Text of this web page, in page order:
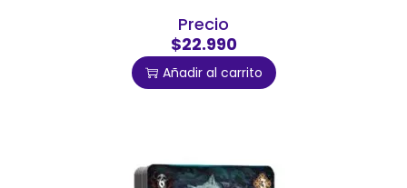
Precio
$22.990
Añadir al carrito